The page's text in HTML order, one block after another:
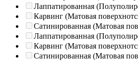
Лаппатированная
Карвинг (Матовая
Сатинированная (Матовая
Лаппатированная
Карвинг (Матовая
Сатинированная (Матовая